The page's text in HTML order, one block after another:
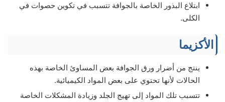
ابتلاع البذور الخاصة بالجوافة تتسبب في تكوين حصوات في
الكلى.
الأكزيما
ينتج من أضرار ورق الجوافة بعض المساوئ الخاصة بهذه
الحالات لأنها تحتوي على بعض المواد الكيميائية.
تتسبب تلك المواد إلى تهيج الجلد وزيادة المشكلات الخاصة